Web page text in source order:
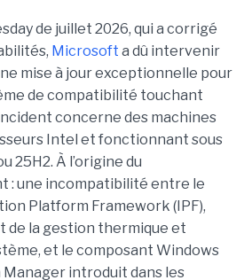
de juillet 2026, qui a corrigé
Microsoft a dû intervenir
mise à jour exceptionnelle pour
de compatibilité touchant
concerne des machines
Intel et fonctionnant sous
25H2. À l’origine du
: une incompatibilité entre le
Platform Framework (IPF),
de la gestion thermique et
et le composant Windows
Manager introduit dans les